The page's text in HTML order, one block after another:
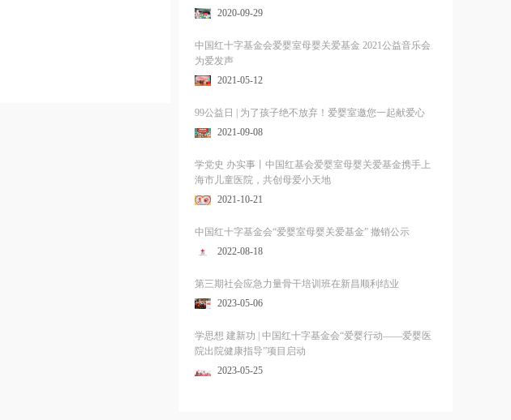
2020-09-29
中国红十字基金会爱婴室母婴关爱基金 2021公益音乐会
为爱发声
2021-05-12
99公益日 | 为了孩子绝不放弃！爱婴室邀您一起献爱心
2021-09-08
学党史 办实事丨中国红基会爱婴室母婴关爱基金携手上
海市儿童医院，共创母爱小天地
2021-10-21
中国红十字基金会“爱婴室母婴关爱基金” 撤销公示
2022-08-18
第三期社会应急力量骨干培训班在新昌顺利结业
2023-05-06
学思想 建新功 | 中国红十字基金会“爱婴行动——爱婴医
院出院健康指导”项目启动
2023-05-25